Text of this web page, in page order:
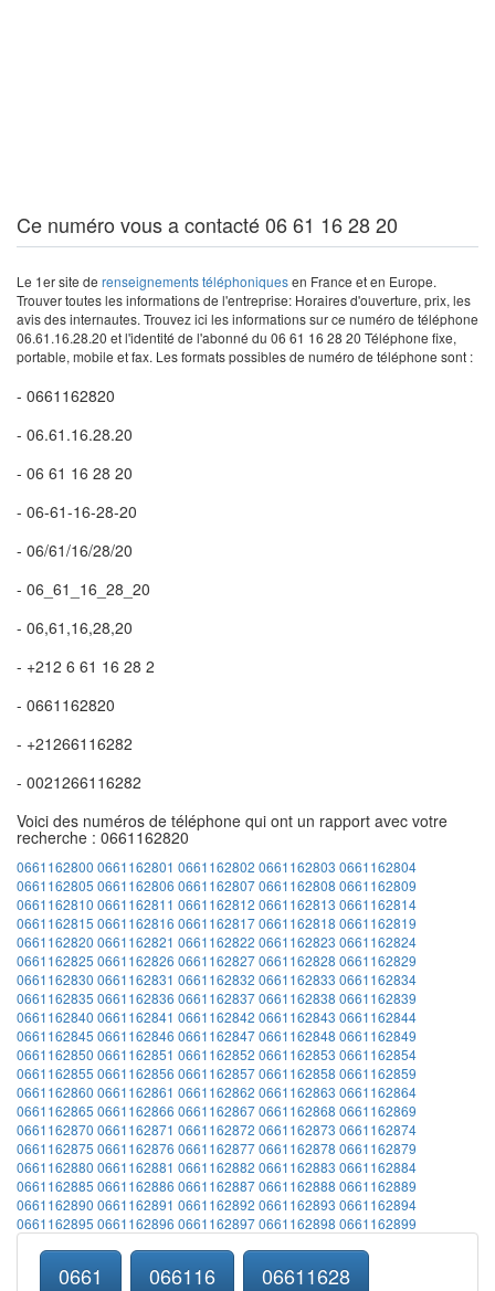
Ce numéro vous a contacté 06 61 16 28 20
Le 1er site de renseignements téléphoniquesen France et en Europe.
Trouver toutes les informations de l'entreprise: Horaires d'ouverture, prix, les
avis des internautes. Trouvez ici les informations sur ce numéro de téléphone
06.61.16.28.20 et l'identité de l'abonné du 06 61 16 28 20 Téléphone fixe,
portable, mobile et fax. Les formats possibles de numéro de téléphone sont :
- 0661162820
- 06.61.16.28.20
- 06 61 16 28 20
- 06-61-16-28-20
- 06/61/16/28/20
- 06_61_16_28_20
- 06,61,16,28,20
- +212 6 61 16 28 2
- 0661162820
- +21266116282
- 0021266116282
Voici des numéros de téléphone qui ont un rapport avec votre
recherche : 0661162820
0661162800 0661162801 0661162802 0661162803 0661162804
0661162805 0661162806 06611628070661162808 0661162809
0661162810 0661162811 0661162812 0661162813 0661162814
0661162815 0661162816 06611628170661162818 0661162819
0661162820 0661162821 0661162822 0661162823 0661162824
0661162825 0661162826 06611628270661162828 0661162829
0661162830 0661162831 0661162832 0661162833 0661162834
0661162835 0661162836 06611628370661162838 0661162839
0661162840 0661162841 0661162842 0661162843 0661162844
0661162845 0661162846 06611628470661162848 0661162849
0661162850 0661162851 0661162852 0661162853 0661162854
0661162855 0661162856 06611628570661162858 0661162859
0661162860 0661162861 0661162862 0661162863 0661162864
0661162865 0661162866 06611628670661162868 0661162869
0661162870 0661162871 0661162872 0661162873 0661162874
0661162875 0661162876 06611628770661162878 0661162879
0661162880 0661162881 0661162882 0661162883 0661162884
0661162885 0661162886 06611628870661162888 0661162889
0661162890 0661162891 0661162892 0661162893 0661162894
0661162895 0661162896 06611628970661162898 0661162899
0661 066116 06611628